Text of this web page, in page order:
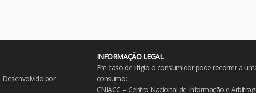
por
INFORMAÇÃO LEGAL
Em caso de litígio o consumidor pode recorrer a
consumo:
CNIACC – Centro Nacional de Informação e